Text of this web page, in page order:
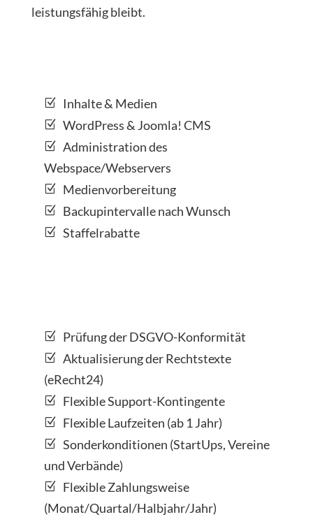
leistungsfähig bleibt.
Inhalte & Medien
WordPress & Joomla! CMS
Administration des
Webspace/Webservers
Medienvorbereitung
Backupintervalle nach Wunsch
Staffelrabatte
Prüfung der DSGVO-Konformität
Aktualisierung der Rechtstexte
(eRecht24)
Flexible Support-Kontingente
Flexible Laufzeiten (ab 1 Jahr)
Sonderkonditionen (StartUps, Vereine
und Verbände)
Flexible Zahlungsweise
(Monat/Quartal/Halbjahr/Jahr)